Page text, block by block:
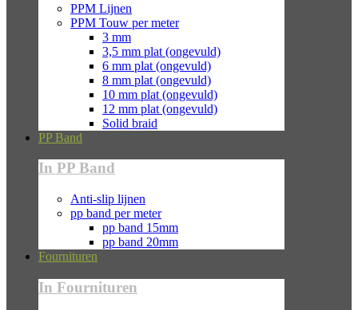
PPM Lijnen
PPM Touw per meter
3 mm
3,5 mm plat (ongevuld)
6 mm plat (ongevuld)
8 mm plat (ongevuld)
10 mm plat (ongevuld)
12 mm plat (ongevuld)
Solid braid
PP Band
In PP Band
Anti-slip lijnen
pp band per meter
pp band 15mm
pp band 20mm
Fournituren
In Fournituren